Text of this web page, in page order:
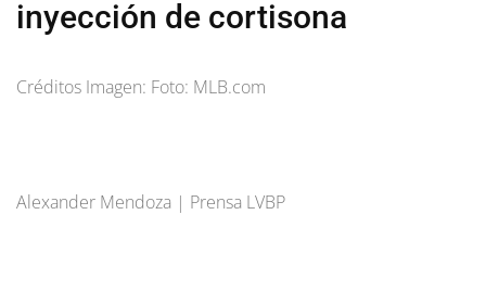
inyección de cortisona
Créditos Imagen: Foto: MLB.com
Alexander Mendoza | Prensa LVBP